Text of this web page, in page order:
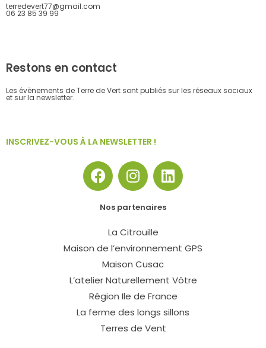
terredevert77@gmail.com
06 23 85 39 99
Restons en contact
Les évènements de Terre de Vert sont publiés sur les réseaux sociaux
et sur la newsletter.
INSCRIVEZ-VOUS À LA NEWSLETTER !
F
a
c
e
o
o
k
I
n
s
t
a
g
r
a
m
L
i
n
d
i
Nos partenaires
La Citrouille
Maison de l’environnement GPS
Maison Cusac
L’atelier Naturellement Vôtre
Région Ile de France
La ferme des longs sillons
Terres de Vent